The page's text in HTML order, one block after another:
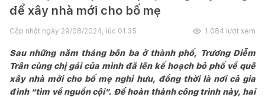
để xây nhà mới cho bố mẹ
Cập nhật ngày 29/08/2024, lúc 01:35 1.084 lượt xem
Sau những năm tháng bôn ba ở thành phố, Trương Diễm
Trân cùng chị gái của mình đã lên kế hoạch bỏ phố về quê
xây nhà mới cho bố mẹ nghỉ hưu, đồng thời là nơi cả gia
đình “tìm về nguồn cội”. Để hoàn thành công trình này, hai